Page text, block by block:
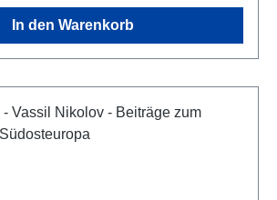
In den Warenkorb